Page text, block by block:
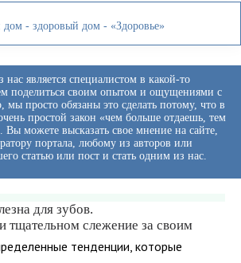
- здоровый дом - «Здоровье»
является специалистом в какой-то
поделиться своим опытом и ощущениями с
просто обязаны это сделать потому, что в
простой закон «чем больше отдаешь, тем
можете высказать свое мнение на сайте,
портала, любому из авторов или
статью или пост и стать одним из нас.
для зубов.
тщательном слежение за своим
тенденции, которые